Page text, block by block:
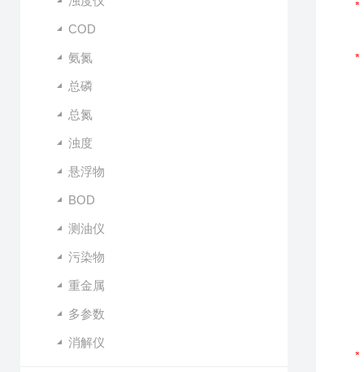
COD
氨氮
总磷
总氮
浊度
悬浮物
BOD
测油仪
污染物
重金属
多参数
消解仪